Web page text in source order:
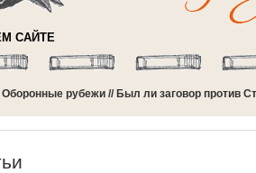
САЙТЕ
Оборонные рубежи // Был ли заговор против